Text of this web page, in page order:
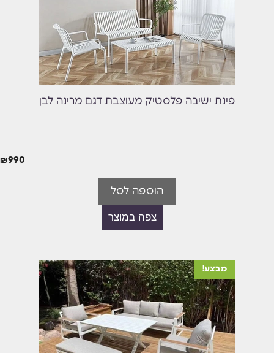
פינת ישיבה פלסטיק מעוצבת דגם מרינה לבן
₪990
הוספה לסל
צפה במוצר
מבצע!